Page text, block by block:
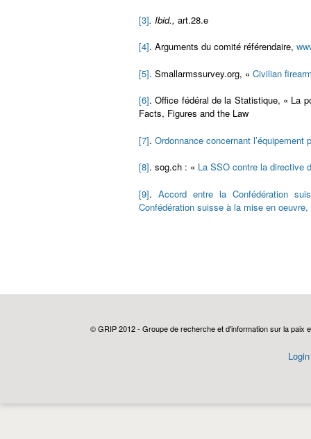
[3]. Ibid., art.28.e
[4]. Arguments du comité référendaire,
[5]. Smallarmssurvey.org, « Civilian
[6]. Office fédéral de la Statistique, « La
Facts, Figures and the Law
[7]. Ordonnance concernant l’équipement
[8]. sog.ch : « La SSO contre la directive
[9].Accord entre la Confédération
Confédération suisse à la mise en
© GRIP 2012 - Groupe de recherche et d'information sur la paix
Login